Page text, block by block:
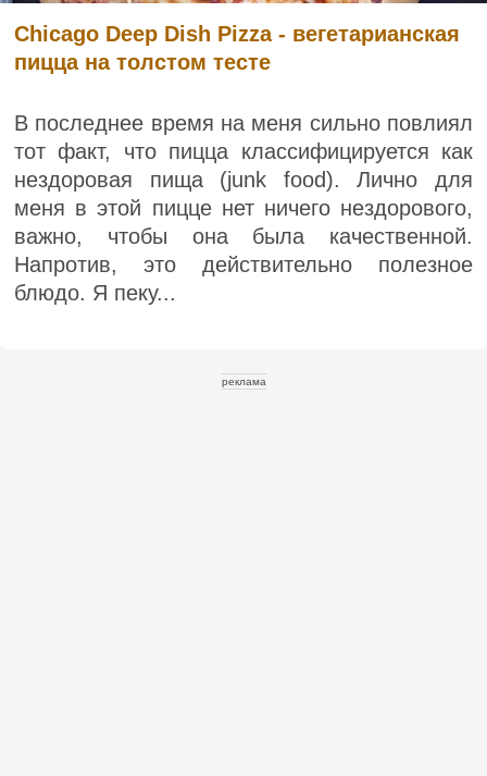
Chicago Deep Dish Pizza - вегетарианская
пицца на толстом тесте
В последнее время на меня сильно повлиял
тот факт, что пицца классифицируется как
нездоровая пища (junk food). Лично для
меня в этой пицце нет ничего нездорового,
важно, чтобы она была качественной.
Напротив, это действительно полезное
блюдо. Я пеку...
реклама